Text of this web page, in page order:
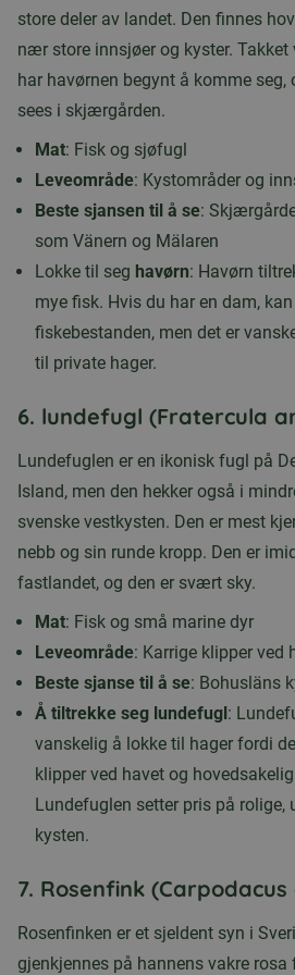
store deler av landet. Den finnes
nær store innsjøer og kyster.
har havørnen begynt å komme seg,
sees i skjærgården.
Mat: Fisk og sjøfugl
Leveområde: Kystområder og
Beste sjansen til å se:
som Vänern og Mälaren
Lokke til seg havørn: Havørn
mye fisk. Hvis du har en dam,
fiskebestanden, men det er
til private hager.
6. lundefugl (Fratercula
Lundefuglen er en ikonisk fugl på
Island, men den hekker også i
svenske vestkysten. Den er mest
nebb og sin runde kropp. Den er
fastlandet, og den er svært sky.
Mat: Fisk og små marine dyr
Leveområde: Karrige klipper ved
Beste sjanse til å se: Bohusläns
Å tiltrekke seg lundefugl:
vanskelig å lokke til hager fordi
klipper ved havet og
Lundefuglen setter pris på rolige,
kysten.
7. Rosenfink
Rosenfinken er et sjeldent syn i
gjenkjennes på hannens vakre